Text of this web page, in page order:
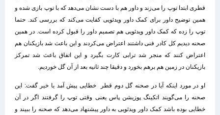
قطری ابتدا توپ را می‌زند و داور هم با دست نشان می‌دهد که با توپ بازی شده و
همین توضیح داور برای کمک داور ویدئویی کفایت می‌کند که بررسی کند. حتما
توپ را زده که کمک داور ویدئویی هم تصمیم داور را قبول کرده است. در همین
صحنه دیدیم کل کادر فنی داشتند اعتراض می‌کردند و این باعث شد بازیکنان هم
اعتراض کنند که منجر شد ترابی کارت بگیرد و این اتفاق باعث شد تمرکز
بازیکنان در زمین هم برهم بخورد و دقیقا چند ثانیه بعد از آن گل خوردیم.
او در مورد اینکه آیا در صحنه گل دوم قطر خطایی پیش آمد یا خیر گفت: این
صحنه را می‌گویند اتکینگ پوزیشن پاس یعنی وقتی توپ را گرفتند اگر در آن
خطایی بوده باشد کمک داور ویدئویی به داور پیشنهاد می‌دهد که صحنه را ببیند و